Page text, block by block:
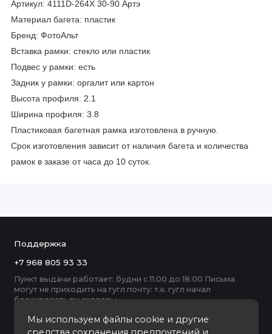
Артикул: 4111D-264X 30-90 Артэ
Материал багета: пластик
Бренд: ФотоАльт
Вставка рамки: стекло или пластик
Подвес у рамки: есть
Задник у рамки: оргалит или картон
Высота профиля: 2.1
Ширина профиля: 3.8
Пластиковая багетная рамка изготовлена в ручную.
Срок изготовления зависит от наличия багета и количества
рамок в заказе от часа до 10 суток.
Мы используем файлы cookie и другие
Поддержка
+7 968 805 93 33
Пункт выдачи работает: будни с 11:00 до 18:00 Письма
могут не приходить на гугл почту: т.к. гугл начал
блокировать ру серверы